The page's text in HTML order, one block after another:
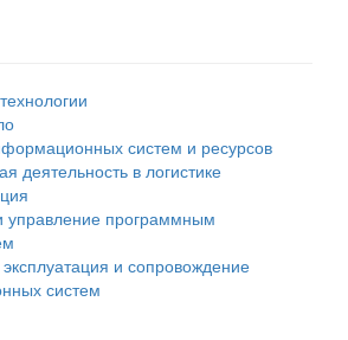
систем и ресурсов
деятельность в логистике
управление программным
и сопровождение
систем